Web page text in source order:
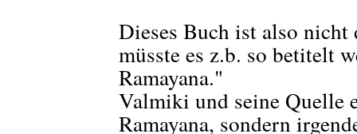
Dieses Buch ist also nicht
müsste es z.b. so betitelt
Ramayana."
Valmiki und seine Quelle
Ramayana, sondern